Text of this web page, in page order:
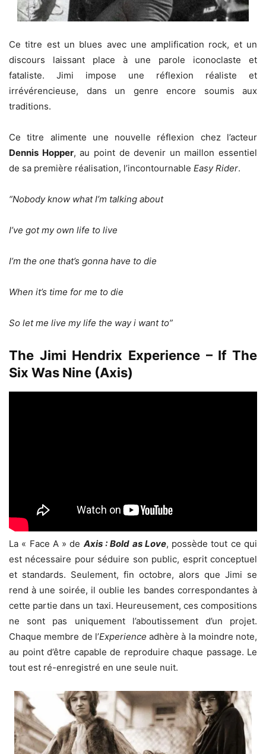
Ce titre est un blues avec une amplification rock, et un
discours laissant place à une parole iconoclaste et
fataliste. Jimi impose une réflexion réaliste et
irrévérencieuse, dans un genre encore soumis aux
traditions.
Ce titre alimente une nouvelle réflexion chez l’acteur
Dennis Hopper, au point de devenir un maillon essentiel
de sa première réalisation, l’incontournable Easy Rider.
“Nobody know what I’m talking about
I’ve got my own life to live
I’m the one that’s gonna have to die
When it’s time for me to die
So let me live my life the way i want to”
The Jimi Hendrix Experience – If The
Six Was Nine (Axis)
La « Face A » de Axis : Bold as Love, possède tout ce qui
est nécessaire pour séduire son public, esprit conceptuel
et standards. Seulement, fin octobre, alors que Jimi se
rend à une soirée, il oublie les bandes correspondantes à
cette partie dans un taxi. Heureusement, ces compositions
ne sont pas uniquement l’aboutissement d’un projet.
Chaque membre de l’Experience adhère à la moindre note,
au point d’être capable de reproduire chaque passage. Le
tout est ré-enregistré en une seule nuit.